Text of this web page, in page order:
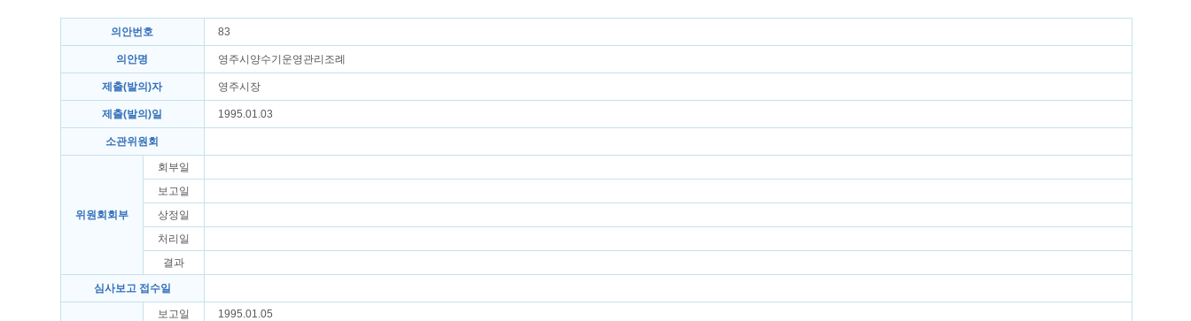
의안번호 83
의안명 영주시양수기운영관리조례
제출(발의)자 영주시장
제출(발의)일 1995.01.03
소관위원회
위원회회부
회부일
보고일
상정일
처리일
결과
심사보고 접수일
보고일
1995.01.05